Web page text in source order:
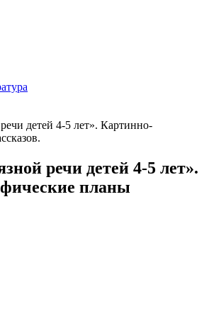
детей 4-5 лет». Картинно-
речи детей 4-5 лет».
планы